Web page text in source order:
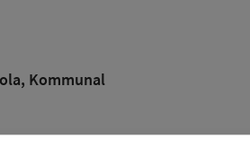
, Kommunal